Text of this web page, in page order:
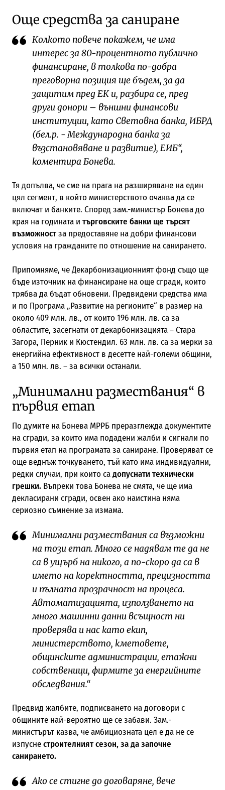
Още средства за саниране
Колкото повече покажем, че има
интерес за 80-процентното публично
финансиране, в толкова по-добра
преговорна позиция ще бъдем, за да
защитим пред ЕК и, разбира се, пред
други донори – външни финансови
институции, като Световна банка, ИБРД
(бел.р. - Международна банка за
възстановяване и развитие), ЕИБ“,
коментира Бонева.
Тя допълва, че сме на прага на разширяване на един
цял сегмент, в който министерството очаква да се
включат и банките. Според зам.-министър Бонева до
края на годината и търговските банки ще търсят
възможностза предоставяне на добри финансови
условия на гражданите по отношение на санирането.
Припомняме, че Декарбонизационният фонд също ще
бъде източник на финансиране на още сгради, които
трябва да бъдат обновени. Предвидени средства има
и по Програма „Развитие на регионите“ в размер на
около 409 млн. лв., от които 196 млн. лв. са за
областите, засегнати от декарбонизацията – Стара
Загора, Перник и Кюстендил. 63 млн. лв. са за мерки за
енергийна ефективност в десетте най-големи общини,
а 150 млн. лв. – за всички останали.
„Минимални размествания“ в
първия етап
По думите на Бонева МРРБ преразглежда документите
на сгради, за които има подадени жалби и сигнали по
първия етап на програмата за саниране. Проверяват се
още веднъж точкуването, тъй като има индивидуални,
редки случаи, при които садопуснати технически
грешки.Въпреки това Бонева не смята, че ще има
декласирани сгради, освен ако наистина няма
сериозно съмнение за измама.
Минимални размествания са възможни
на този етап. Много се надявам те да не
са в ущърб на никого, а по-скоро да са в
името на коректността, прецизността
и пълната прозрачност на процеса.
Автоматизацията, използването на
много машинни данни всъщност ни
проверява и нас като екип,
министерството, кметовете,
общинските администрации, етажни
собственици, фирмите за енергийните
обследвания.“
Предвид жалбите, подписването на договори с
общините най-вероятно ще се забави. Зам.-
министърът казва, че амбициозната цел е да не се
изпуснестроителният сезон, за да започне
санирането.
Ако се стигне до договаряне, вече